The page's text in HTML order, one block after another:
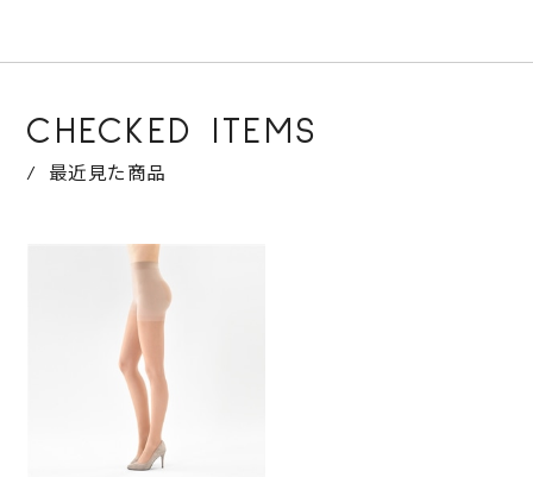
CHECKED ITEMS
最近見た商品